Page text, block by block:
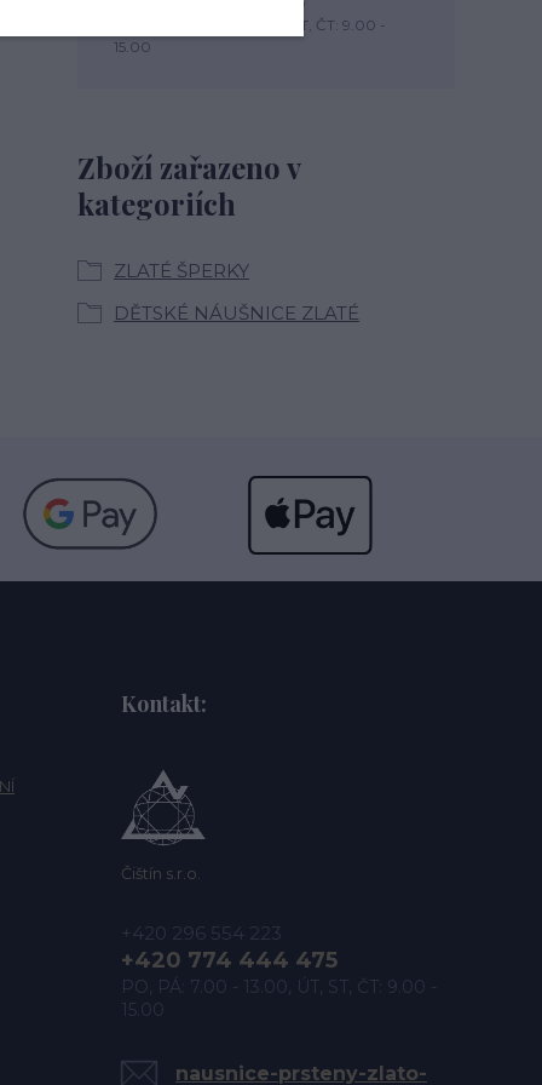
Zboží zařazeno v
kategoriích
ZLATÉ ŠPERKY
DĚTSKÉ NÁUŠNICE ZLATÉ
PO, PÁ: 7.00 - 13.00, ÚT, ST, ČT: 9.00 -
15.00
Kontakt:
Čištín s.r.o.
+420 296 554 223
+420 774 444 475
PO, PÁ: 7.00 - 13.00, ÚT, ST, ČT: 9.00 -
15.00
nausnice-prsteny-zlato-